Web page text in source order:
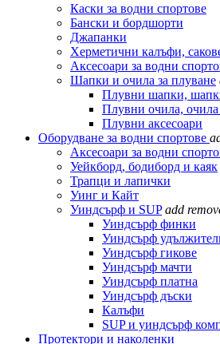
Каски за водни спортове
Бански и бордшорти
Джапанки
Херметични калъфи,
Аксесоари за водни
Шапки и очила за плуване
Плувни шапки,
Плувни очила, очила
Плувни аксесоари
Оборудване за водни спортове
Аксесоари за водни
Уейкборд, бодиборд и каяк
Трапци и лапички
Уинг и Кайт
Уиндсърф и SUP add
Уиндсърф финки
Уиндсърф
Уиндсърф гикове
Уиндсърф мачти
Уиндсърф платна
Уиндсърф дъски
Калъфи
SUP и уиндсърф
Протектори и наколенки